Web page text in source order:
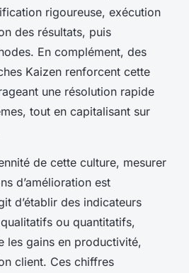
rigoureuse, exécution
des résultats, puis
En complément, des
Kaizen renforcent cette
une résolution rapide
tout en capitalisant sur
de cette culture, mesurer
d’amélioration est
d’établir des indicateurs
ou quantitatifs,
les gains en productivité,
client. Ces chiffres